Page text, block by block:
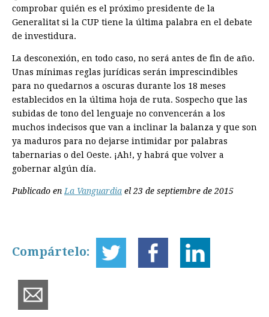
comprobar quién es el próximo presidente de la
Generalitat si la CUP tiene la última palabra en el debate
de investidura.
La desconexión, en todo caso, no será antes de fin de año.
Unas mínimas reglas jurídicas serán imprescindibles
para no quedarnos a oscuras durante los 18 meses
establecidos en la última hoja de ruta. Sospecho que las
subidas de tono del lenguaje no convencerán a los
muchos indecisos que van a inclinar la balanza y que son
ya maduros para no dejarse intimidar por palabras
tabernarias o del Oeste. ¡Ah!, y habrá que volver a
gobernar algún día.
Publicado en La Vanguardia el 23 de septiembre de 2015
Compártelo: